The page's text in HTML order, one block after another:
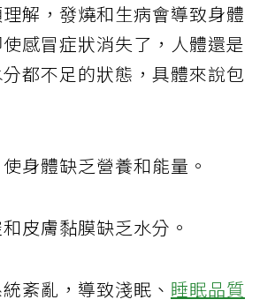
解，發燒和生病會導致身體
感冒症狀消失了，人體還是
都不足的狀態，具體來說包
身體缺乏營養和能量。
皮膚黏膜缺乏水分。
紊亂，導致淺眠、 睡眠品質